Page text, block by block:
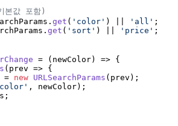
본값 포함)
get ( 'color' ) || 'all' ;
get ( 'sort' ) || 'price' ;
= ( newColor) => {
( prev => {
= new URLSearchParams (prev);
, newColor);